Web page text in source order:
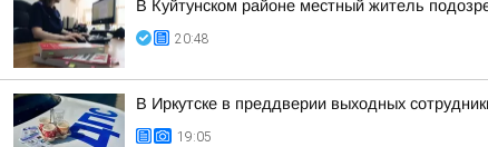
В Куйтунском районе местный житель
20:48
В Иркутске в преддверии выходных
19:05